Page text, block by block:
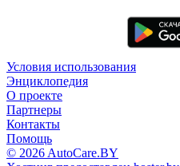
Условия использования
Энциклопедия
О проекте
Партнеры
Контакты
Помощь
© 2026 AutoCare.BY